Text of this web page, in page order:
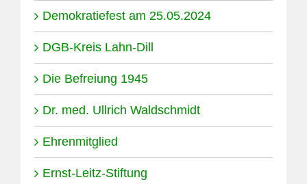
Demokratiefest am 25.05.2024
DGB-Kreis Lahn-Dill
Die Befreiung 1945
Dr. med. Ullrich Waldschmidt
Ehrenmitglied
Ernst-Leitz-Stiftung